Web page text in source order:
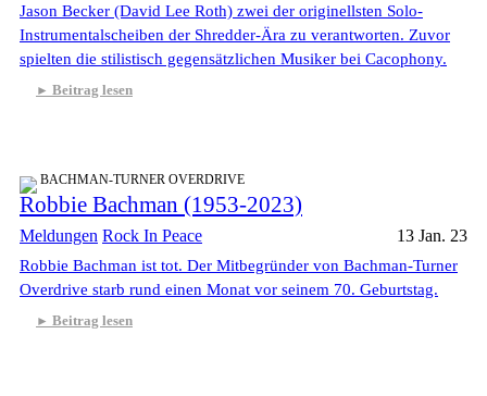
Jason Becker (David Lee Roth) zwei der originellsten Solo-
Instrumentalscheiben der Shredder-Ära zu verantworten. Zuvor
spielten die stilistisch gegensätzlichen Musiker bei Cacophony.
Beitrag lesen
BACHMAN-TURNER OVERDRIVE
Robbie Bachman (1953-2023)
Meldungen Rock In Peace 13 Jan. 23
Robbie Bachman ist tot. Der Mitbegründer von Bachman-Turner
Overdrive starb rund einen Monat vor seinem 70. Geburtstag.
Beitrag lesen